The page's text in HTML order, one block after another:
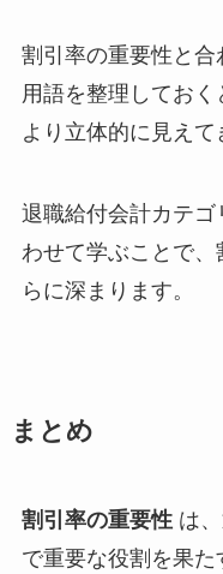
割引率の重要性と
用語を整理してお
より立体的に見えて
退職給付会計カテ
わせて学ぶことで、
らに深まります。
まとめ
割引率の重要性は、
で重要な役割を果